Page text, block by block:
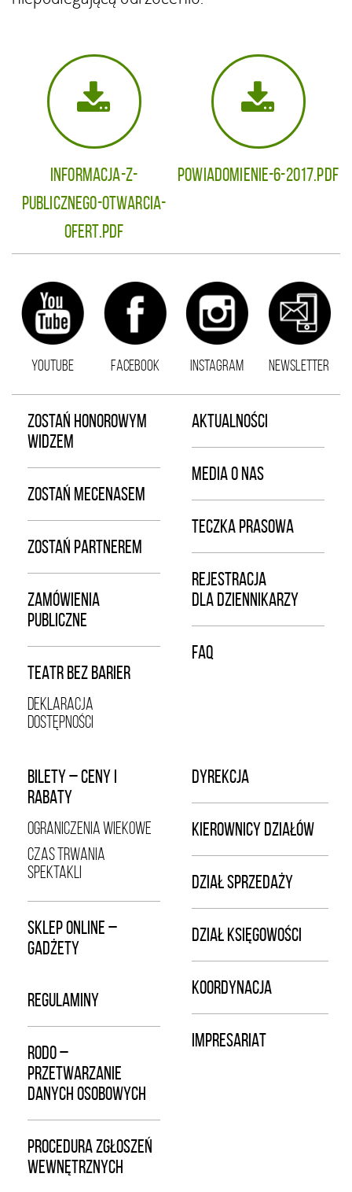
Informacja-z-
publicznego-otwarcia-
ofert.pdf
powiadomienie-6-2017.pdf
YOUTUBE FACEBOOK INSTAGRAM NEWSLETTER
ZOSTAŃ HONOROWYM
WIDZEM
ZOSTAŃ MECENASEM
ZOSTAŃ PARTNEREM
ZAMÓWIENIA
PUBLICZNE
TEATR BEZ BARIER
DEKLARACJA
DOSTĘPNOŚCI
AKTUALNOŚCI
MEDIA O NAS
TECZKA PRASOWA
REJESTRACJA
DLA DZIENNIKARZY
FAQ
BILETY – CENY I
RABATY
OGRANICZENIA WIEKOWE
CZAS TRWANIA
SPEKTAKLI
SKLEP ONLINE –
GADŻETY
REGULAMINY
RODO –
PRZETWARZANIE
DANYCH OSOBOWYCH
PROCEDURA ZGŁOSZEŃ
WEWNĘTRZNYCH
DYREKCJA
KIEROWNICY DZIAŁÓW
DZIAŁ SPRZEDAŻY
DZIAŁ KSIĘGOWOŚCI
KOORDYNACJA
IMPRESARIAT